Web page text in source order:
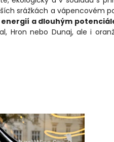
srážkách a vápencovém
a dlouhým
Hron nebo Dunaj, ale i